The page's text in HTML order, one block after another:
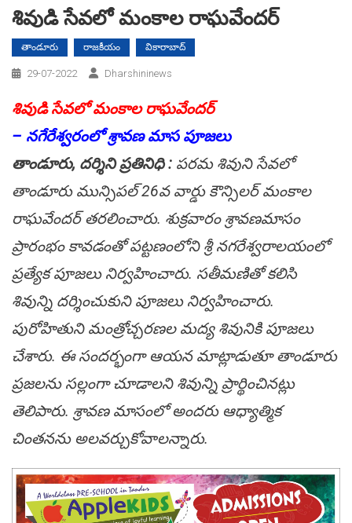
శివుడి సేవ‌లో మంకాల రాఘ‌వేంద‌ర్
తాండూరు రాజకీయం వికారాబాద్
29-07-2022 Dharshininews
శివుడి సేవ‌లో మంకాల రాఘ‌వేంద‌ర్
– న‌గేరేశ్వ‌రంలో శ్రావ‌ణ మాస పూజ‌లు
తాండూరు, ద‌ర్శిని ప్ర‌తినిధి : ప‌ర‌మ శివుని సేవ‌లో
తాండూరు మున్సిప‌ల్ 26వ వార్డు కౌన్సిల‌ర్ మంకాల
రాఘ‌వేంద‌ర్ త‌ర‌లించారు. శుక్ర‌వారం శ్రావ‌ణ‌మాసం
ప్రారంభం కావ‌డంతో ప‌ట్ట‌ణంలోని శ్రీ న‌గ‌రేశ్వ‌రాల‌యంలో
ప్ర‌త్యేక పూజ‌లు నిర్వ‌హించారు. స‌తీమ‌ణితో క‌లిసి
శివున్ని ద‌ర్శించుకుని పూజ‌లు నిర్వ‌హించారు.
పురోహితుని మంత్రోచ్చ‌ర‌ణల మ‌ద్య శివునికి పూజ‌లు
చేశారు. ఈ సంద‌ర్భంగా ఆయ‌న మాట్లాడుతూ తాండూరు
ప్ర‌జ‌లను స‌ల్లంగా చూడాల‌ని శివున్ని ప్రార్థించిన‌ట్లు
తెలిపారు. శ్రావ‌ణ మాసంలో అంద‌రు ఆధ్యాత్మిక
చింత‌న‌ను అల‌వ‌ర్చుకోవాల‌న్నారు.